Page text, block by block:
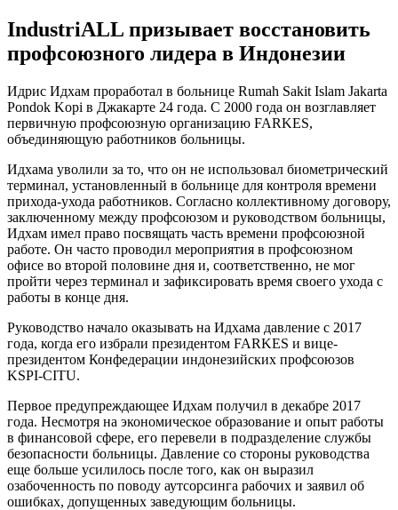
IndustriALL призывает восстановить
профсоюзного лидера в Индонезии
Идрис Идхам проработал в больнице Rumah Sakit Islam Jakarta
Pondok Kopi в Джакарте 24 года. С 2000 года он возглавляет
первичную профсоюзную организацию FARKES,
объединяющую работников больницы.
Идхама уволили за то, что он не использовал биометрический
терминал, установленный в больнице для контроля времени
прихода-ухода работников. Согласно коллективному договору,
заключенному между профсоюзом и руководством больницы,
Идхам имел право посвящать часть времени профсоюзной
работе. Он часто проводил мероприятия в профсоюзном
офисе во второй половине дня и, соответственно, не мог
пройти через терминал и зафиксировать время своего ухода с
работы в конце дня.
Руководство начало оказывать на Идхама давление с 2017
года, когда его избрали президентом FARKES и вице-
президентом Конфедерации индонезийских профсоюзов
KSPI-CITU.
Первое предупреждающее Идхам получил в декабре 2017
года. Несмотря на экономическое образование и опыт работы
в финансовой сфере, его перевели в подразделение службы
безопасности больницы. Давление со стороны руководства
еще больше усилилось после того, как он выразил
озабоченность по поводу аутсорсинга рабочих и заявил об
ошибках, допущенных заведующим больницы.